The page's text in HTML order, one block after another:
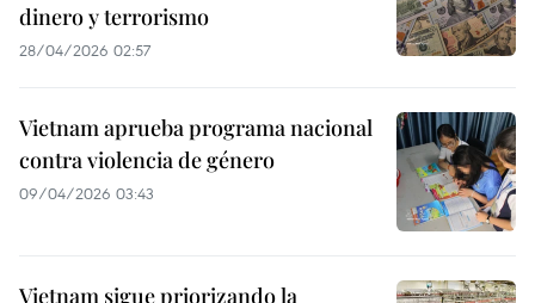
dinero y terrorismo
28/04/2026 02:57
Vietnam aprueba programa nacional
contra violencia de género
09/04/2026 03:43
Vietnam sigue priorizando la